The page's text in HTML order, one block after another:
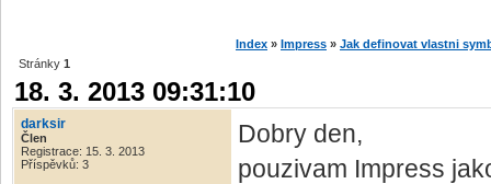
Index » Impress » Jak definovat vlastni
Stránky 1
18. 3. 2013 09:31:10
darksir
Člen
Registrace: 15. 3. 2013
Příspěvků: 3
Dobry den,
pouzivam Impress